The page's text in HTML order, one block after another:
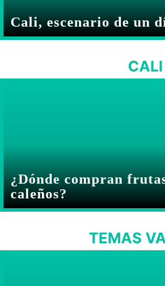
Cali, escenario de un
CALI
¿Dónde compran
caleños?
TEMAS